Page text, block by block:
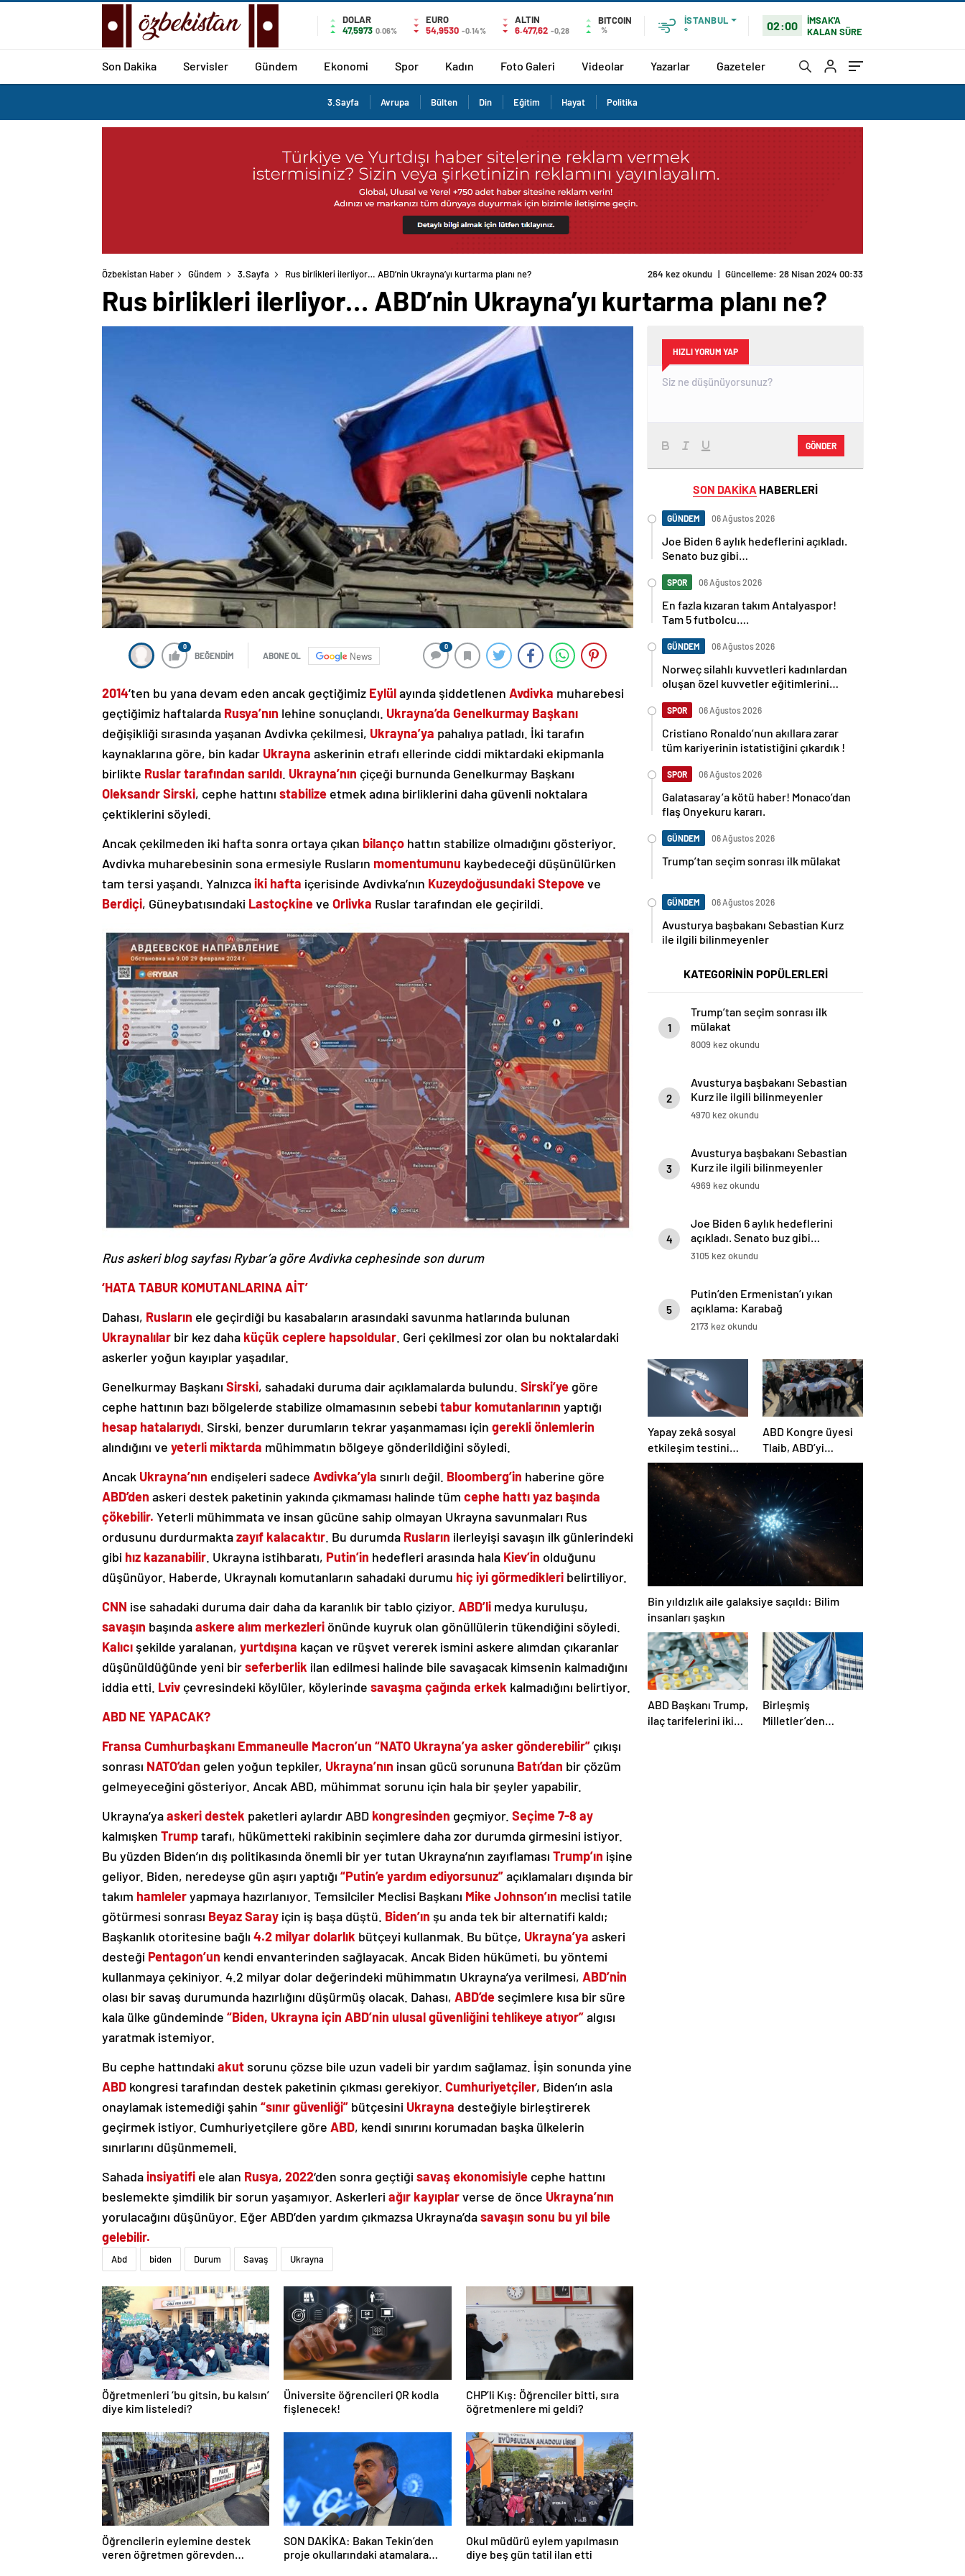
DOLAR
47,5973 0.06%
EURO
54,9530 -0.14%
ALTIN
6.477,62 -0,28
BITCOIN
%
İSTANBUL
°
02:00
İMSAK'A
KALAN SÜRE
Son Dakika Servisler Gündem Ekonomi Spor Kadın Foto Galeri Videolar Yazarlar Gazeteler
3.Sayfa Avrupa Bülten Din Eğitim Hayat Politika
Özbekistan Haber Gündem 3.Sayfa Rus birlikleri ilerliyor… ABD’nin Ukrayna’yı kurtarma planı ne?
Rus birlikleri ilerliyor… ABD’nin Ukrayna’yı kurtarma planı ne?
0
BEĞENDİM ABONE OL News
0
2014’ten bu yana devam eden ancak geçtiğimiz Eylülayında şiddetlenen Avdivka muharebesi
geçtiğimiz haftalarda Rusya’nın lehine sonuçlandı. Ukrayna’da Genelkurmay Başkanı
değişikliği sırasında yaşanan Avdivka çekilmesi, Ukrayna’ya pahalıya patladı. İki tarafın
kaynaklarına göre, bin kadar Ukrayna askerinin etrafı ellerinde ciddi miktardaki ekipmanla
birlikte Ruslar tarafından sarıldı. Ukrayna’nın çiçeği burnunda Genelkurmay Başkanı
Oleksandr Sirski, cephe hattını stabilize etmek adına birliklerini daha güvenli noktalara
çektiklerini söyledi.
Ancak çekilmeden iki hafta sonra ortaya çıkan bilanço hattın stabilize olmadığını gösteriyor.
Avdivka muharebesinin sona ermesiyle Rusların momentumunu kaybedeceği düşünülürken
tam tersi yaşandı. Yalnızcaiki hafta içerisinde Avdivka’nın KuzeydoğusundakiStepoveve
Berdiçi, Güneybatısındaki Lastoçkineve Orlivka Ruslar tarafından ele geçirildi.
Rus askeri blog sayfası Rybar’a göre Avdivka cephesinde son durum
‘HATA TABUR KOMUTANLARINA AİT’
Dahası, Rusların ele geçirdiği bu kasabaların arasındaki savunma hatlarında bulunan
Ukraynalılar bir kez daha küçük ceplere hapsoldular. Geri çekilmesi zor olan bu noktalardaki
askerler yoğun kayıplar yaşadılar.
Genelkurmay Başkanı Sirski, sahadaki duruma dair açıklamalarda bulundu. Sirski’ye göre
cephe hattının bazı bölgelerde stabilize olmamasının sebebi tabur komutanlarının yaptığı
hesap hatalarıydı. Sirski, benzer durumların tekrar yaşanmaması için gerekliönlemlerin
alındığını ve yeterli miktarda mühimmatın bölgeye gönderildiğini söyledi.
Ancak Ukrayna’nın endişeleri sadece Avdivka’yla sınırlı değil. Bloomberg’in haberine göre
ABD’den askeri destek paketinin yakında çıkmaması halinde tüm cephe hattıyaz başında
çökebilir. Yeterli mühimmata ve insan gücüne sahip olmayan Ukrayna savunmaları Rus
ordusunu durdurmaktazayıf kalacaktır. Bu durumda Rusların ilerleyişi savaşın ilk günlerindeki
gibi hız kazanabilir. Ukrayna istihbaratı, Putin’in hedefleri arasında hala Kiev’in olduğunu
düşünüyor. Haberde, Ukraynalı komutanların sahadaki durumu hiç iyi görmedikleri belirtiliyor.
CNN ise sahadaki duruma dair daha da karanlık bir tablo çiziyor. ABD’li medya kuruluşu,
savaşın başındaaskere alım merkezleri önünde kuyruk olan gönüllülerin tükendiğini söyledi.
Kalıcı şekilde yaralanan, yurtdışına kaçan ve rüşvet vererek ismini askere alımdan çıkaranlar
düşünüldüğünde yeni birseferberlik ilan edilmesi halinde bile savaşacak kimsenin kalmadığını
iddia etti. Lviv çevresindeki köylüler, köylerinde savaşma çağında erkek kalmadığını belirtiyor.
ABD NE YAPACAK?
Fransa Cumhurbaşkanı Emmaneulle Macron’un “NATO Ukrayna’ya asker gönderebilir” çıkışı
sonrası NATO’dan gelen yoğun tepkiler, Ukrayna’nın insan gücü sorununa Batı’dan bir çözüm
gelmeyeceğini gösteriyor. Ancak ABD, mühimmat sorunu için hala bir şeyler yapabilir.
Ukrayna’yaaskeridestek paketleri aylardır ABD kongresinden geçmiyor. Seçime 7-8 ay
kalmışken Trumptarafı, hükümetteki rakibinin seçimlere daha zor durumda girmesini istiyor.
Bu yüzden Biden’ın dış politikasında önemli bir yer tutan Ukrayna’nın zayıflaması Trump’ın işine
geliyor. Biden, neredeyse gün aşırı yaptığı “Putin’e yardım ediyorsunuz”açıklamaları dışında bir
takım hamleleryapmaya hazırlanıyor. Temsilciler Meclisi Başkanı Mike Johnson’ın meclisi tatile
götürmesi sonrası Beyaz Saray için iş başa düştü. Biden’ın şu anda tek bir alternatifi kaldı;
Başkanlık otoritesine bağlı 4.2 milyar dolarlık bütçeyi kullanmak. Bu bütçe, Ukrayna’ya askeri
desteği Pentagon’un kendi envanterinden sağlayacak. Ancak Biden hükümeti, bu yöntemi
kullanmaya çekiniyor. 4.2 milyar dolar değerindeki mühimmatın Ukrayna’ya verilmesi, ABD’nin
olası bir savaş durumunda hazırlığını düşürmüş olacak. Dahası, ABD’de seçimlere kısa bir süre
kala ülke gündeminde “Biden, Ukrayna için ABD’nin ulusal güvenliğini tehlikeye atıyor”algısı
yaratmak istemiyor.
Bu cephe hattındaki akut sorunu çözse bile uzun vadeli bir yardım sağlamaz. İşin sonunda yine
ABD kongresi tarafından destek paketinin çıkması gerekiyor. Cumhuriyetçiler, Biden’ın asla
onaylamak istemediği şahin “sınır güvenliği” bütçesini Ukrayna desteğiyle birleştirerek
geçirmek istiyor. Cumhuriyetçilere göre ABD, kendi sınırını korumadan başka ülkelerin
sınırlarını düşünmemeli.
Sahadainsiyatifi ele alan Rusya, 2022‘den sonra geçtiği savaş ekonomisiyle cephe hattını
beslemekte şimdilik bir sorun yaşamıyor. Askerleri ağır kayıplarverse de önce Ukrayna’nın
yorulacağını düşünüyor. Eğer ABD’den yardım çıkmazsa Ukrayna’dasavaşın sonu bu yıl bile
gelebilir.
Abd biden Durum Savaş Ukrayna
Öğretmenleri ‘bu gitsin, bu kalsın’
diye kim listeledi?
Üniversite öğrencileri QR kodla
fişlenecek!
CHP’li Kış: Öğrenciler bitti, sıra
öğretmenlere mi geldi?
Öğrencilerin eylemine destek
veren öğretmen görevden
SON DAKİKA: Bakan Tekin’den
proje okullarındaki atamalara
Okul müdürü eylem yapılmasın
diye beş gün tatil ilan etti
HIZLI YORUM YAP
GÖNDER
SON DAKİKA HABERLERİ
GÜNDEM 06 Ağustos 2026
Joe Biden 6 aylık hedeflerini açıkladı.
Senato buz gibi…
SPOR 06 Ağustos 2026
En fazla kızaran takım Antalyaspor!
Tam 5 futbolcu….
GÜNDEM 06 Ağustos 2026
Norweç silahlı kuvvetleri kadınlardan
oluşan özel kuvvetler eğitimlerini
SPOR 06 Ağustos 2026
Cristiano Ronaldo’nun akıllara zarar
tüm kariyerinin istatistiğini çıkardık !
SPOR 06 Ağustos 2026
Galatasaray’a kötü haber! Monaco’dan
flaş Onyekuru kararı.
GÜNDEM 06 Ağustos 2026
Trump’tan seçim sonrası ilk mülakat
GÜNDEM 06 Ağustos 2026
Avusturya başbakanı Sebastian Kurz
ile ilgili bilinmeyenler
KATEGORİNİN POPÜLERLERİ
1
Trump’tan seçim sonrası ilk
mülakat
8009 kez okundu
2
Avusturya başbakanı Sebastian
Kurz ile ilgili bilinmeyenler
4970 kez okundu
3
Avusturya başbakanı Sebastian
Kurz ile ilgili bilinmeyenler
4969 kez okundu
4
Joe Biden 6 aylık hedeflerini
açıkladı. Senato buz gibi…
3105 kez okundu
5
Putin’den Ermenistan’ı yıkan
açıklama: Karabağ
Azerbaycan’ın ayrılmaz bir
2173 kez okundu
Yapay zekâ sosyal
etkileşim testini
geçemedi
ABD Kongre üyesi
Tlaib, ABD’yi
Filistin’deki
“soykırımda suç
ortağı” olmakla
itham etti
Bin yıldızlık aile galaksiye saçıldı: Bilim
insanları şaşkın
ABD Başkanı Trump,
ilaç tarifelerini iki
Birleşmiş
Milletler’den